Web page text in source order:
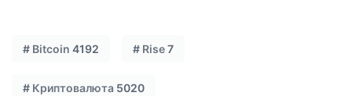
# Bitcoin 4192 # Rise7
# Криптовалюта 5020